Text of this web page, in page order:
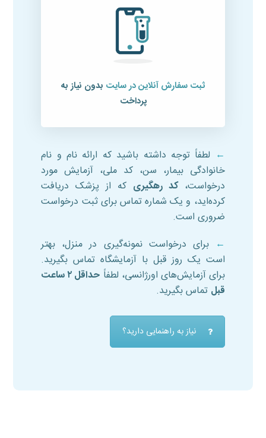
ثبت سفارش آنلاین در سایت بدون نیاز به
پرداخت
← لطفاً توجه داشته باشید که ارائه نام و نام
خانوادگی بیمار، سن، کد ملی، آزمایش مورد
درخواست،کد رهگیری که از پزشک دریافت
کرده‌اید، و یک شماره تماس برای ثبت درخواست
ضروری است.
← برای درخواست نمونه‌گیری در منزل، بهتر
است یک روز قبل با آزمایشگاه تماس بگیرید.
برای آزمایش‌های اورژانسی، لطفاً
حداقل ۲ ساعت
قبل تماس بگیرید.
نیاز به راهنمایی دارید؟